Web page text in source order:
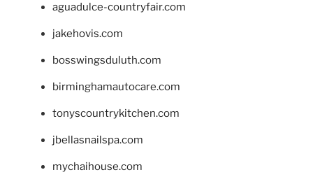
aguadulce-countryfair.com
jakehovis.com
bosswingsduluth.com
birminghamautocare.com
tonyscountrykitchen.com
jbellasnailspa.com
mychaihouse.com